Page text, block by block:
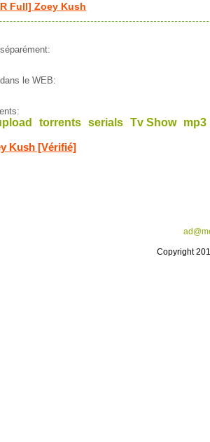
Full] Zoey Kush
le WEB:
torrents serials Tv Show mp3
Kush [Vérifié]
Copyright